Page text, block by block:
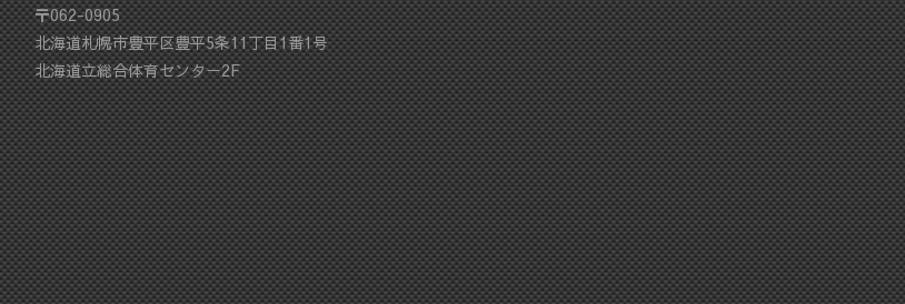
〒062-0905
北海道札幌市豊平区豊平5条11丁目1番1号
北海道立総合体育センター2F